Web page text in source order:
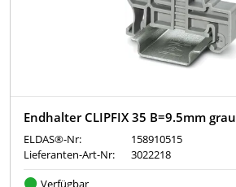
Endhalter CLIPFIX 35 B=9.5mm grau
ELDAS®-Nr:
158910515
Lieferanten-Art-Nr:
3022218
Verfügbar